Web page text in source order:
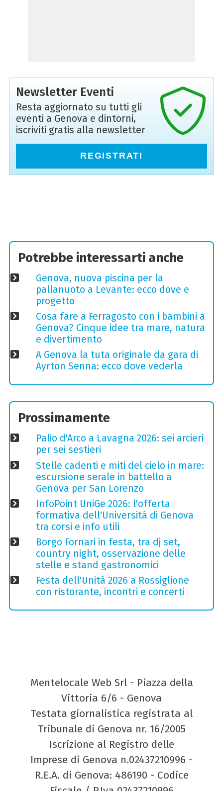
Newsletter Eventi
Resta aggiornato su tutti gli
eventi a Genova e dintorni,
iscriviti gratis alla newsletter
REGISTRATI
Potrebbe interessarti anche
Genova, nuova piscina per la
pallanuoto a Levante: ecco dove e
progetto
Cosa fare a Ferragosto con i bambini a
Genova? Cinque idee tra mare, natura
e divertimento
A Genova la tuta originale da gara di
Ayrton Senna: ecco dove vederla
Prossimamente
Palio d'Arco a Lavagna 2026: sei arcieri
per sei sestieri
Stelle cadenti e miti del cielo in mare:
escursione serale in battello a
Genova per San Lorenzo
InfoPoint UniGe 2026: l'offerta
formativa dell'Università di Genova
tra corsi e info utili
Borgo Fornari in festa, tra dj set,
country night, osservazione delle
stelle e stand gastronomici
Festa dell'Unità 2026 a Rossiglione
con ristorante, incontri e concerti
Mentelocale Web Srl - Piazza della
Vittoria 6/6 - Genova
Testata giornalistica registrata al
Tribunale di Genova nr. 16/2005
Iscrizione al Registro delle
Imprese di Genova n.02437210996 -
R.E.A. di Genova: 486190 - Codice